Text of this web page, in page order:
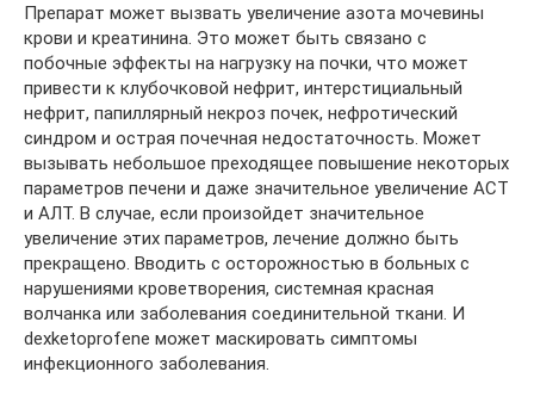
Препарат может вызвать увеличение азота мочевины
крови и креатинина. Это может быть связано с
побочные эффекты на нагрузку на почки, что может
привести к клубочковой нефрит, интерстициальный
нефрит, папиллярный некроз почек, нефротический
синдром и острая почечная недостаточность. Может
вызывать небольшое преходящее повышение некоторых
параметров печени и даже значительное увеличение АСТ
и АЛТ. В случае, если произойдет значительное
увеличение этих параметров, лечение должно быть
прекращено. Вводить с осторожностью в больных с
нарушениями кроветворения, системная красная
волчанка или заболевания соединительной ткани. И
dexketoprofene может маскировать симптомы
инфекционного заболевания.